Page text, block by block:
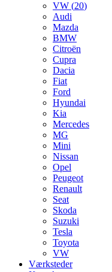
VW (20)
Audi
Mazda
BMW
Citroën
Cupra
Dacia
Fiat
Ford
Hyundai
Kia
Mercedes
MG
Mini
Nissan
Opel
Peugeot
Renault
Seat
Skoda
Suzuki
Tesla
Toyota
VW
Værksteder